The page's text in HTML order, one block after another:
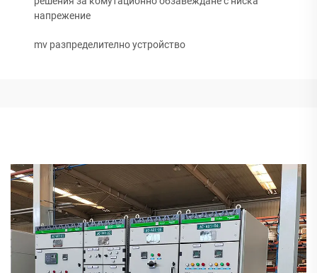
напрежение
mv разпределително устройство